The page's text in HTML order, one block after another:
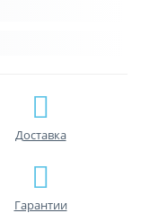
Доставка
Гарантии